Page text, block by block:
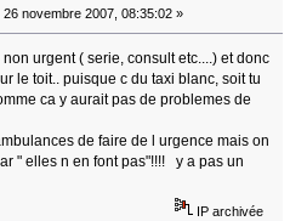
26 novembre 2007, 08:35:02 »
urgent ( serie, consult etc....) et donc
le toit.. puisque c du taxi blanc, soit tu
ca y aurait pas de problemes de
de faire de l urgence mais on
" elles n en font pas"!!!! y a pas un
IP archivée